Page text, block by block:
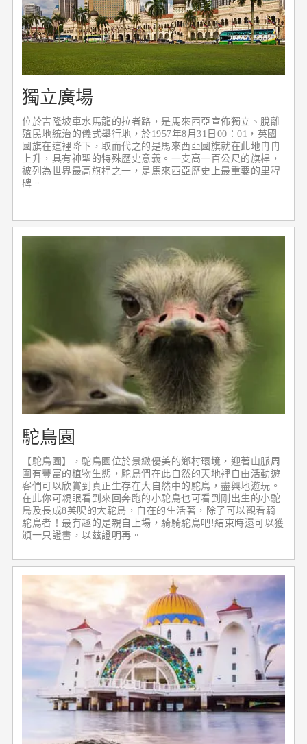
獨立廣場
位於吉隆坡車水馬龍的拉者路，是馬來西亞宣佈獨立、脫離
殖民地統治的儀式舉行地，於1957年8月31日00：01，英國
國旗在這裡降下，取而代之的是馬來西亞國旗就在此地冉冉
上升，具有神聖的特殊歷史意義。一支高一百公尺的旗桿，
被列為世界最高旗桿之一，是馬來西亞歷史上最重要的里程
碑。
駝鳥園
【駝鳥園】，駝鳥園位於景緻優美的鄉村環境，迎著山脈周
圍有豐富的植物生態，駝鳥們在此自然的天地裡自由活動遊
客們可以欣賞到真正生存在大自然中的駝鳥，盡興地遊玩。
在此你可親眼看到來回奔跑的小駝鳥也可看到剛出生的小鴕
鳥及長成8英呎的大駝鳥，自在的生活著，除了可以觀看騎
駝鳥者！最有趣的是親自上場，騎騎駝鳥吧!結束時還可以獲
頒一只證書，以玆證明再。